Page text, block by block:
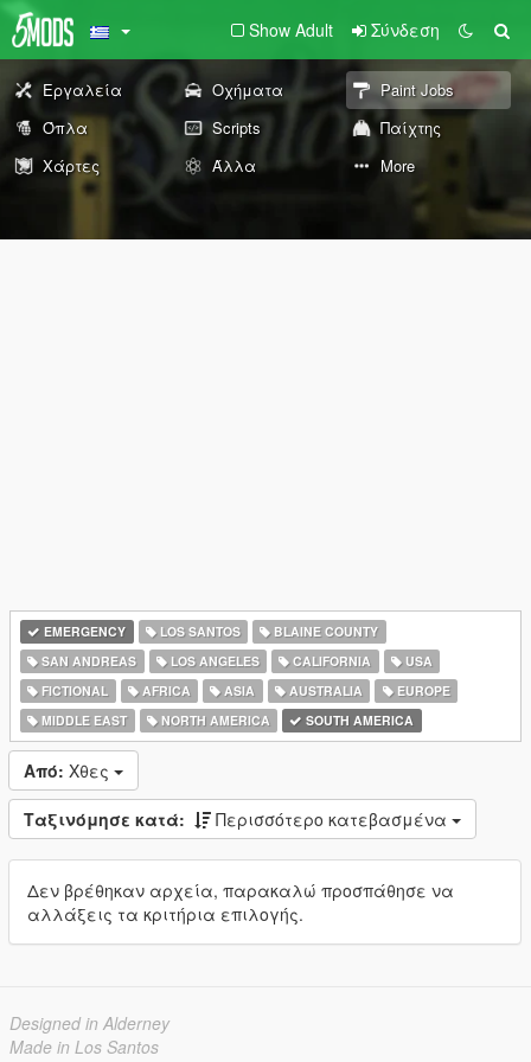
Show Adult Σύνδεση
Εργαλεία Οχήματα
Paint Jobs
Όπλα
Scripts
Παίχτης
Χάρτες
Άλλα More
EMERGENCY LOS SANTOS
BLAINE COUNTY
SAN ANDREAS
LOS ANGELES CALIFORNIA
USA
FICTIONAL
AFRICA ASIA AUSTRALIA
EUROPE
MIDDLE EAST
NORTH AMERICA SOUTH AMERICA
Από: Χθες
Ταξινόμησε κατά: Περισσότερο κατεβασμένα
Δεν βρέθηκαν αρχεία, παρακαλώ προσπάθησε να
αλλάξεις τα κριτήρια επιλογής.
Designed in Alderney
Made in Los Santos